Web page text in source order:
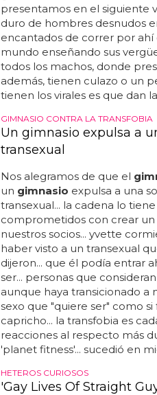
presentamos en el siguiente
duro de hombres desnudos
encantados de correr por
mundo enseñando sus
todos los machos, donde
además, tienen culazo o un
tienen los virales es que dan
GIMNASIO CONTRA LA TRANSFOBIA
Un gimnasio expulsa a
transexual
Nos alegramos de que el
un gimnasio expulsa a una
transexual... la cadena lo
comprometidos con crear
nuestros socios... yvette
haber visto a un transexual
dijeron... que él podía entrar
ser... personas que
aunque haya transicionado a
sexo que "quiere ser" como
capricho... la transfobia es
reacciones al respecto más
'planet fitness'... sucedió en
HETEROS CURIOSOS
'Gay Lives Of Straight